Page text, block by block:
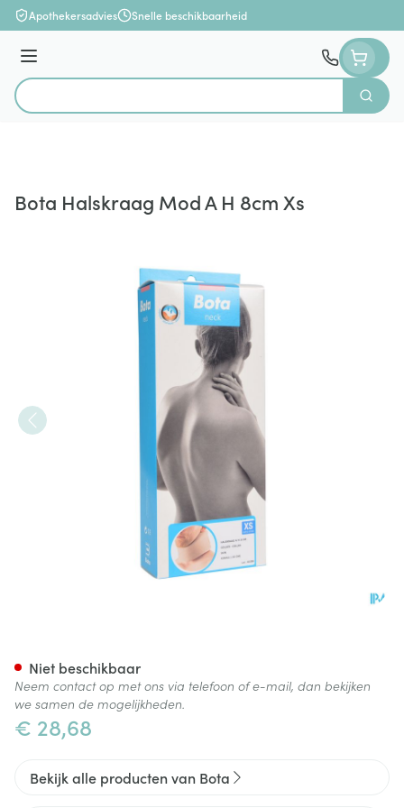
Ga naar de inhoud
Apothekersadvies Snelle beschikbaarheid
Menu
Product, merk, categorie...
Zoek
Bota Halskraag Mod A H 8cm Xs
€ 28,68
Niet beschikbaar
Neem contact op met ons via telefoon of e-mail, dan bekijken
we samen de mogelijkheden.
Bekijk alle producten van Bota